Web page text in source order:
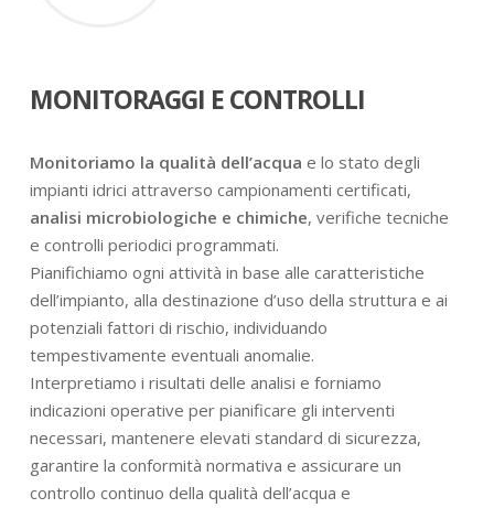
MONITORAGGI E CONTROLLI
Monitoriamo la qualità dell’acqua e lo stato degli
impianti idrici attraverso campionamenti certificati,
analisi microbiologiche e chimiche, verifiche tecniche
e controlli periodici programmati.
Pianifichiamo ogni attività in base alle caratteristiche
dell’impianto, alla destinazione d’uso della struttura e ai
potenziali fattori di rischio, individuando
tempestivamente eventuali anomalie.
Interpretiamo i risultati delle analisi e forniamo
indicazioni operative per pianificare gli interventi
necessari, mantenere elevati standard di sicurezza,
garantire la conformità normativa e assicurare un
controllo continuo della qualità dell’acqua e